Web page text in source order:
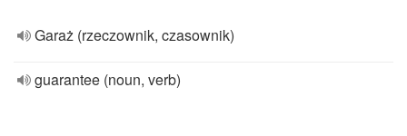
Garaż (rzeczownik, czasownik)
guarantee (noun, verb)